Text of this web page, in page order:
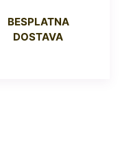
BESPLATNA
DOSTAVA